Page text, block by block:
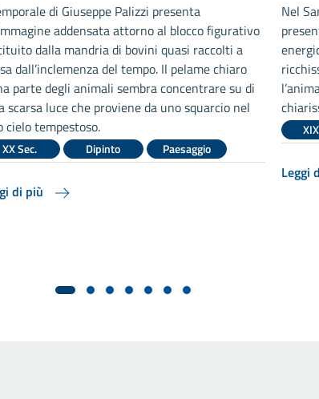
di Giuseppe Palizzi presenta
addensata attorno al blocco figurativo
dalla mandria di bovini quasi raccolti a
dall’inclemenza del tempo. Il pelame chiaro
parte degli animali sembra concentrare su di
scarsa luce che proviene da uno squarcio nel
cielo tempestoso.
XX Sec. Dipinto Paesaggio
di più
Nel
Leggi